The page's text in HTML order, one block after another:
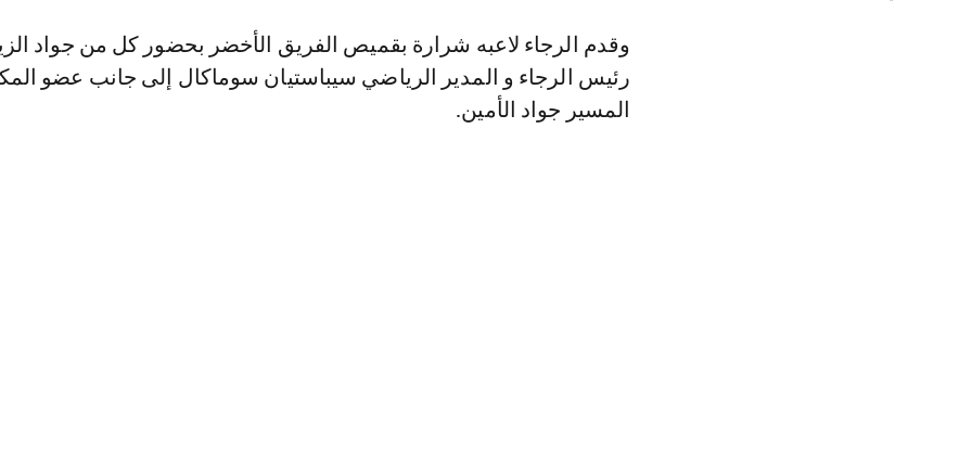
و قدم الرجاء لاعبه شرارة بقميص الفريق الأخضر بحضور كل من جواد الزيات
رئيس الرجاء و المدير الرياضي سيباستيان سوماكال إلى جانب عضو
المسير جواد الأمين.